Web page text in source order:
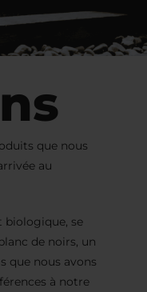
que nous
au
biologique, se
de noirs, un
que nous avons
à notre